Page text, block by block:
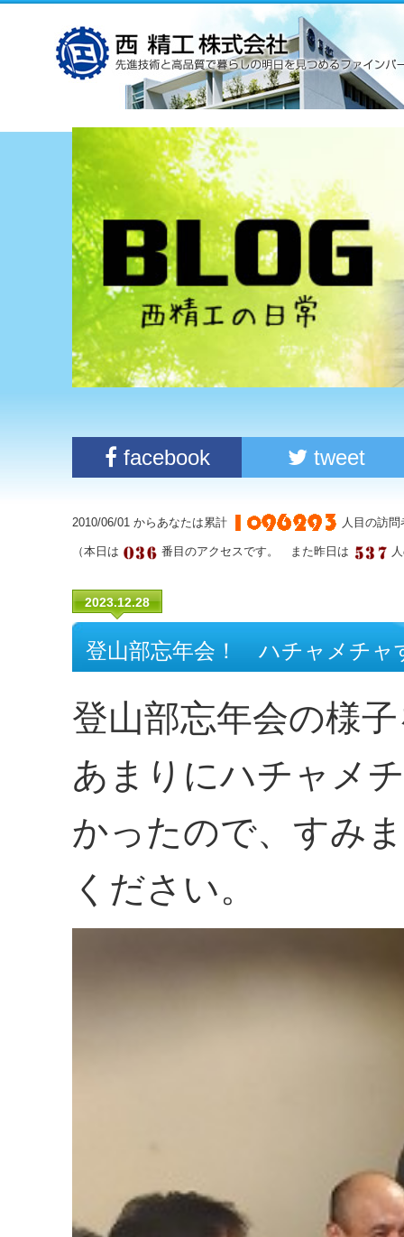
facebook tweet
2010/06/01 からあなたは累計 人目の訪
（本日は 番目のアクセスです。 また昨日は
2023.12.28
登山部忘年会！ ハチャメチャ
登山部忘年会の様
あまりにハチャメ
かったので、すみ
ください。